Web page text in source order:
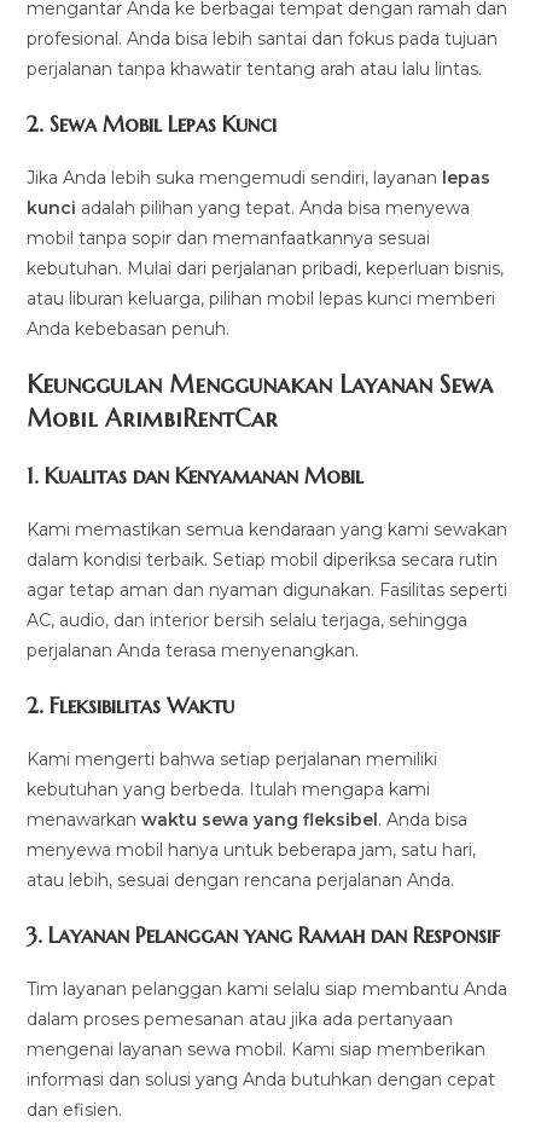
mengantar Anda ke berbagai tempat dengan ramah dan
profesional. Anda bisa lebih santai dan fokus pada tujuan
perjalanan tanpa khawatir tentang arah atau lalu lintas.
2.Sewa Mobil Lepas Kunci
Jika Anda lebih suka mengemudi sendiri, layanan lepas
kunci adalah pilihan yang tepat. Anda bisa menyewa
mobil tanpa sopir dan memanfaatkannya sesuai
kebutuhan. Mulai dari perjalanan pribadi, keperluan bisnis,
atau liburan keluarga, pilihan mobil lepas kunci memberi
Anda kebebasan penuh.
Keunggulan Menggunakan Layanan Sewa
Mobil ArimbiRentCar
1.Kualitas dan Kenyamanan Mobil
Kami memastikan semua kendaraan yang kami sewakan
dalam kondisi terbaik. Setiap mobil diperiksa secara rutin
agar tetap aman dan nyaman digunakan. Fasilitas seperti
AC, audio, dan interior bersih selalu terjaga, sehingga
perjalanan Anda terasa menyenangkan.
2.Fleksibilitas Waktu
Kami mengerti bahwa setiap perjalanan memiliki
kebutuhan yang berbeda. Itulah mengapa kami
menawarkanwaktu sewa yang fleksibel. Anda bisa
menyewa mobil hanya untuk beberapa jam, satu hari,
atau lebih, sesuai dengan rencana perjalanan Anda.
3.Layanan Pelanggan yang Ramah dan Responsif
Tim layanan pelanggan kami selalu siap membantu Anda
dalam proses pemesanan atau jika ada pertanyaan
mengenai layanan sewa mobil. Kami siap memberikan
informasi dan solusi yang Anda butuhkan dengan cepat
dan efisien.